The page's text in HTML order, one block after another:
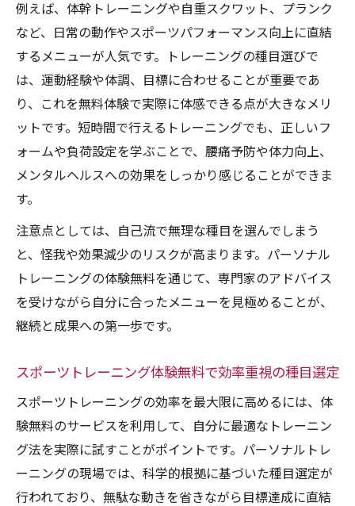
例えば、体幹トレーニングや自重スクワット、プランク
など、日常の動作やスポーツパフォーマンス向上に直結
するメニューが人気です。トレーニングの種目選びで
は、運動経験や体調、目標に合わせることが重要であ
り、これを無料体験で実際に体感できる点が大きなメリ
ットです。短時間で行えるトレーニングでも、正しいフ
ォームや負荷設定を学ぶことで、腰痛予防や体力向上、
メンタルヘルスへの効果をしっかり感じることができま
す。
注意点としては、自己流で無理な種目を選んでしまう
と、怪我や効果減少のリスクが高まります。パーソナル
トレーニングの体験無料を通じて、専門家のアドバイス
を受けながら自分に合ったメニューを見極めることが、
継続と成果への第一歩です。
スポーツトレーニング体験無料で効率重視の種目選定
スポーツトレーニングの効率を最大限に高めるには、体
験無料のサービスを利用して、自分に最適なトレーニン
グ法を実際に試すことがポイントです。パーソナルトレ
ーニングの現場では、科学的根拠に基づいた種目選定が
行われており、無駄な動きを省きながら目標達成に直結